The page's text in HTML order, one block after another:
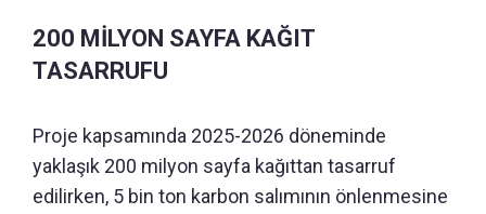
200 MİLYON SAYFA KAĞIT
TASARRUFU
Proje kapsamında 2025-2026 döneminde
yaklaşık 200 milyon sayfa kağıttan tasarruf
edilirken, 5 bin ton karbon salımının önlenmesine